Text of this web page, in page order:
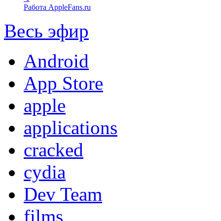
Работа AppleFans.ru
Весь эфир
Android
App Store
apple
applications
cracked
cydia
Dev Team
films